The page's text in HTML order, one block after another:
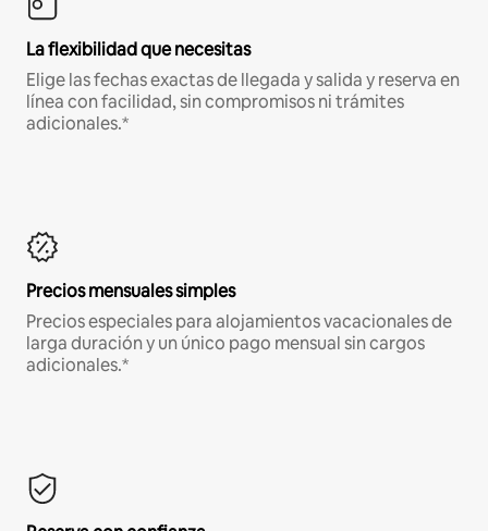
La flexibilidad que necesitas
Elige las fechas exactas de llegada y salida y reserva en
línea con facilidad, sin compromisos ni trámites
adicionales.*
Precios mensuales simples
Precios especiales para alojamientos vacacionales de
larga duración y un único pago mensual sin cargos
adicionales.*